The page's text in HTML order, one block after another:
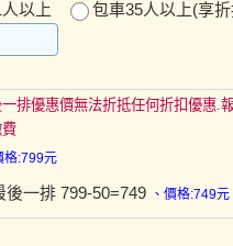
人以上
包車35人以上(享
排優惠價無法折抵任何折扣優惠.
格:799元
一排 799-50=749 、價格:749元